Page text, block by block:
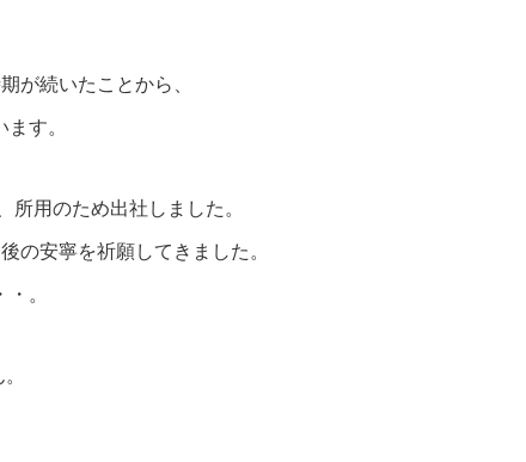
が続いたことから、
す。
用のため出社しました。
の安寧を祈願してきました。
。